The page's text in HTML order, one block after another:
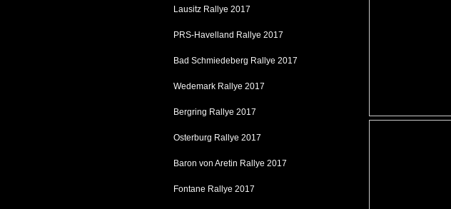
Lausitz Rallye 2017
PRS-Havelland Rallye 2017
Bad Schmiedeberg Rallye 2017
Wedemark Rallye 2017
Bergring Rallye 2017
Osterburg Rallye 2017
Baron von Aretin Rallye 2017
Fontane Rallye 2017